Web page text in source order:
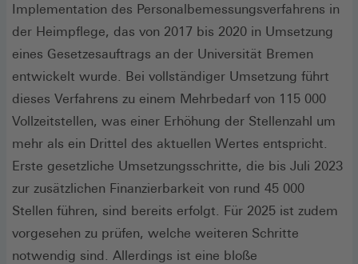
Implementation des Personalbemessungsverfahrens in
der Heimpflege, das von 2017 bis 2020 in Umsetzung
eines Gesetzesauftrags an der Universität Bremen
entwickelt wurde. Bei vollständiger Umsetzung führt
dieses Verfahrens zu einem Mehrbedarf von 115 000
Vollzeitstellen, was einer Erhöhung der Stellenzahl um
mehr als ein Drittel des aktuellen Wertes entspricht.
Erste gesetzliche Umsetzungsschritte, die bis Juli 2023
zur zusätzlichen Finanzierbarkeit von rund 45 000
Stellen führen, sind bereits erfolgt. Für 2025 ist zudem
vorgesehen zu prüfen, welche weiteren Schritte
notwendig sind. Allerdings ist eine bloße